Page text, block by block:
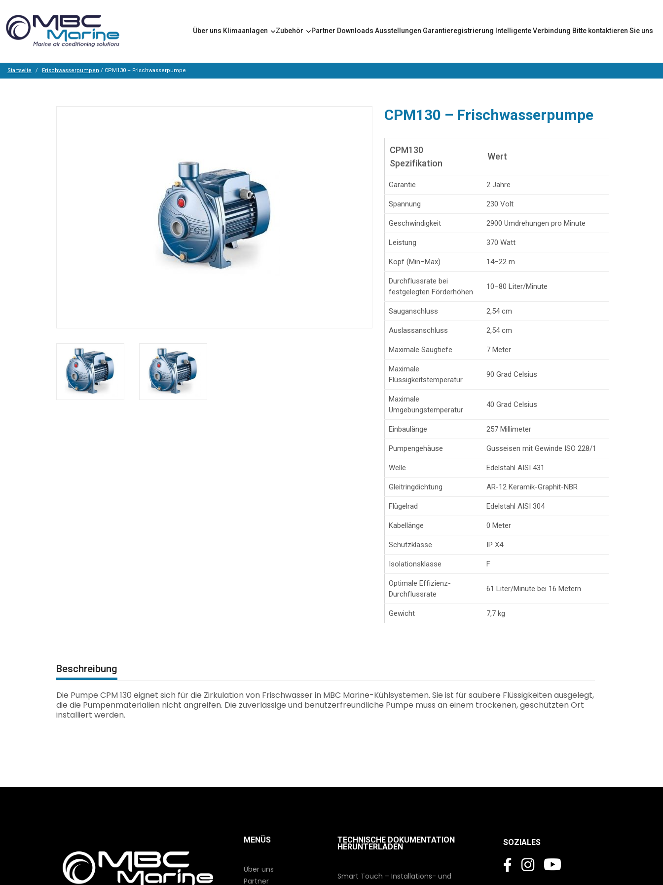
Über uns Klimaanlagen Zubehör Partner Downloads Ausstellungen Garantieregistrierung Intelligente Verbindung Bitte kontaktieren Sie uns
Startseite Frischwasserpumpen / CPM130 – Frischwasserpumpe
CPM130 – Frischwasserpumpe
CPM130
Spezifikation
Wert
Garantie 2 Jahre
Spannung 230 Volt
Geschwindigkeit 2900 Umdrehungen pro Minute
Leistung 370 Watt
Kopf (Min–Max) 14–22 m
Durchflussrate bei
festgelegten Förderhöhen
10–80 Liter/Minute
Sauganschluss 2,54 cm
Auslassanschluss 2,54 cm
Maximale Saugtiefe 7 Meter
Maximale
Flüssigkeitstemperatur
90 Grad Celsius
Maximale
Umgebungstemperatur
40 Grad Celsius
Einbaulänge 257 Millimeter
Pumpengehäuse Gusseisen mit Gewinde ISO 228/1
Welle Edelstahl AISI 431
Gleitringdichtung AR-12 Keramik-Graphit-NBR
Flügelrad Edelstahl AISI 304
Kabellänge 0 Meter
Schutzklasse IP X4
Isolationsklasse F
Optimale Effizienz-
Durchflussrate
61 Liter/Minute bei 16 Metern
Gewicht 7,7 kg
Beschreibung
Die Pumpe CPM 130 eignet sich für die Zirkulation von Frischwasser in MBC Marine-Kühlsystemen. Sie ist für saubere Flüssigkeiten ausgelegt,
die die Pumpenmaterialien nicht angreifen. Die zuverlässige und benutzerfreundliche Pumpe muss an einem trockenen, geschützten Ort
installiert werden.
MENÜS
Über uns
Partner
TECHNISCHE DOKUMENTATION
HERUNTERLADEN
Smart Touch – Installations- und
SOZIALES